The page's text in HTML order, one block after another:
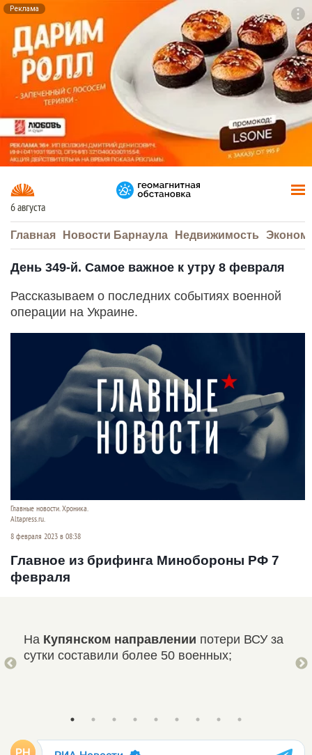
Реклама
6 августа
Главная Новости Барнаула Недвижимость
День 349-й. Самое важное к утру 8 февраля
Рассказываем о последних событиях военной
операции на Украине.
Главные новости. Хроника.
Altapress.ru.
8 февраля 2023 в 08:38
Главное из брифинга Минобороны РФ 7
февраля
На Купянском направлении потери ВСУ за
сутки составили более 50 военных;